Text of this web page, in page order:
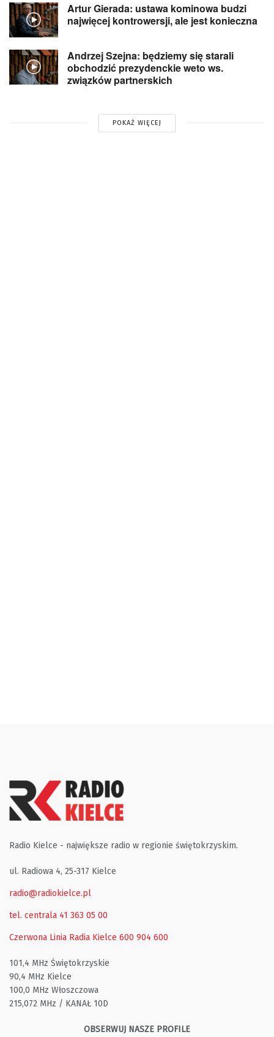
Artur Gierada: ustawa kominowa budzi
najwięcej kontrowersji, ale jest konieczna
Andrzej Szejna: będziemy się starali
obchodzić prezydenckie weto ws.
związków partnerskich
POKAŻ WIĘCEJ
Radio Kielce - największe radio w regionie świętokrzyskim.
ul. Radiowa 4, 25-317 Kielce
radio@radiokielce.pl
tel. centrala 41 363 05 00
Czerwona Linia Radia Kielce 600 904 600
101,4 MHz Świętokrzyskie
90,4 MHz Kielce
100,0 MHz Włoszczowa
215,072 MHz / KANAŁ 10D
OBSERWUJ NASZE PROFILE